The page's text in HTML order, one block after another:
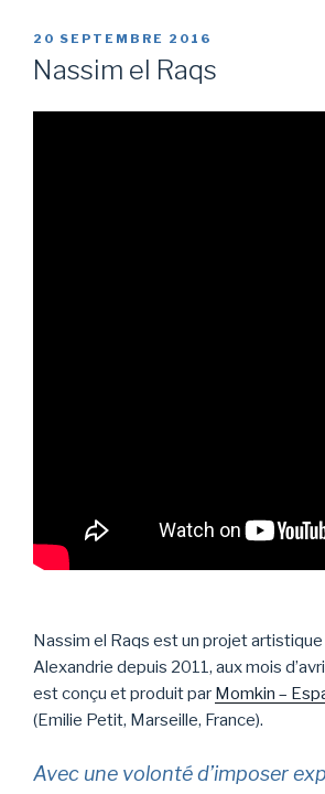
PUBLIÉ
LE
20 SEPTEMBRE 2016
Nassim el Raqs
Nassim el Raqs est un projet artistique
Alexandrie depuis 2011, aux mois
est conçu et produit par Momkin –
(Emilie Petit, Marseille, France).
Avec une volonté d’imposer